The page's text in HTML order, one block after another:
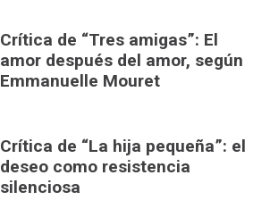
Crítica de “Tres amigas”: El
amor después del amor, según
Emmanuelle Mouret
Crítica de “La hija pequeña”: el
deseo como resistencia
silenciosa